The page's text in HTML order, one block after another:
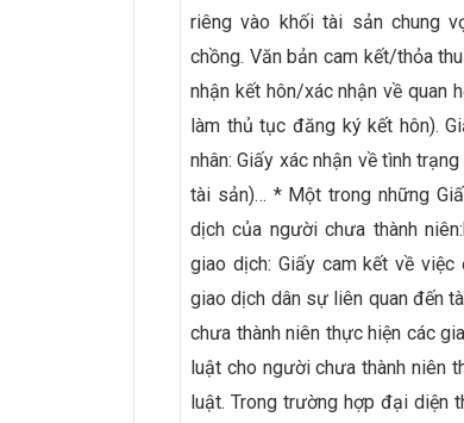
riêng vào khối tài sản chung
chồng. Văn bản cam kết/thỏa
nhận kết hôn/xác nhận về quan
làm thủ tục đăng ký kết hôn).
nhân: Giấy xác nhận về tình
tài sản)… * Một trong những
dịch của người chưa thành
giao dịch: Giấy cam kết về
giao dịch dân sự liên quan đến
chưa thành niên thực hiện các
luật cho người chưa thành niên
luật. Trong trường hợp đại diện